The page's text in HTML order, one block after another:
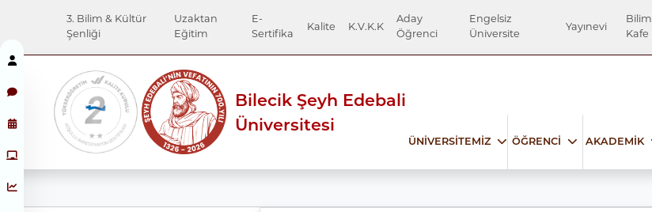
3. Bilim & Kültür
Şenliği
Uzaktan
Eğitim
E-
Sertifika
Kalite K.V.K.K
Aday
Öğrenci
Engelsiz
Üniversite
Yayınevi
Bilim
Kafe
Bilecik Şeyh Edebali
Üniversitesi
ÜNİVERSİTEMİZ ÖĞRENCİ AKADEMİK